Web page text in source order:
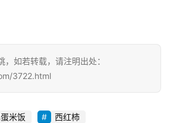
如若转载，请注明出处：
3722.html
米饭 西红柿